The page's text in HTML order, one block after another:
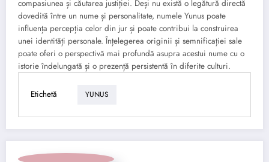
compasiunea și căutarea justiției. Deși nu există o legătură directă
dovedită între un nume și personalitate, numele Yunus poate
influența percepția celor din jur și poate contribui la construirea
unei identități personale. Înțelegerea originii și semnificației sale
poate oferi o perspectivă mai profundă asupra acestui nume cu o
istorie îndelungată și o prezență persistentă în diferite culturi.
Etichetă YUNUS